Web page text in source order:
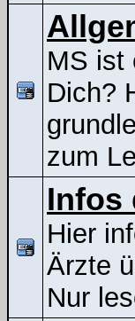
MS ist
Dich?
zum
Infos
Hier
Ärzte
Nur